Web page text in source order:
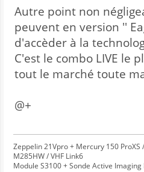
Autre point non
peuvent en version ''
d'accèder à la
C'est le combo LIVE le
tout le marché toute
@+
Zeppelin 21Vpro + Mercury 150
M285HW / VHF Link6
Module S3100 + Sonde Active Imaging